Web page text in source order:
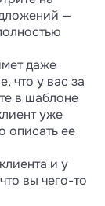
—
даже
что у вас за
в шаблоне
уже
описать ее
и у
вы чего-то